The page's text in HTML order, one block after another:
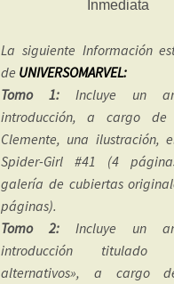
La siguiente Información
de UNIVERSOMARVEL:
Tomo 1:Incluye un
introducción, a cargo de
Clemente, una ilustración,
Spider-Girl #41 (4
galería de cubiertas
páginas).
Tomo 2:Incluye un
introducción titulado
alternativos», a cargo